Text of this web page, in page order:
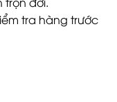
tra hàng trước